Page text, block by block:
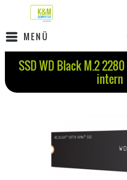
MENÜ
SSD WD Black M.2
intern